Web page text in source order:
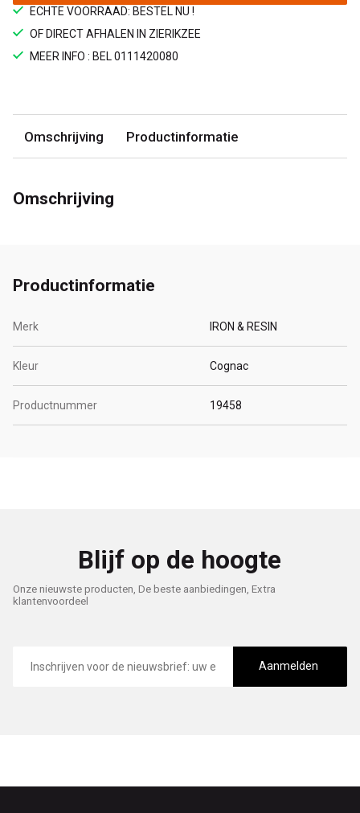
ECHTE VOORRAAD: BESTEL NU !
OF DIRECT AFHALEN IN ZIERIKZEE
MEER INFO : BEL 0111420080
Omschrijving Productinformatie
Omschrijving
Productinformatie
Merk IRON & RESIN
Kleur Cognac
Productnummer 19458
Blijf op de hoogte
Onze nieuwste producten, De beste aanbiedingen, Extra
klantenvoordeel
mailadres
Aanmelden